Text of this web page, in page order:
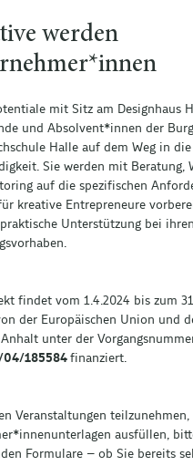
werden
mit Sitz am Designhaus
und Absolvent*innen der
Halle auf dem Weg in die
Sie werden mit Beratung,
auf die spezifischen
kreative Entrepreneure
Unterstützung bei
findet vom 1.4.2024 bis zum
der Europäischen Union und
Anhalt unter der
04/185584 finanziert.
Veranstaltungen
ausfüllen,
Formulare – ob Sie bereits